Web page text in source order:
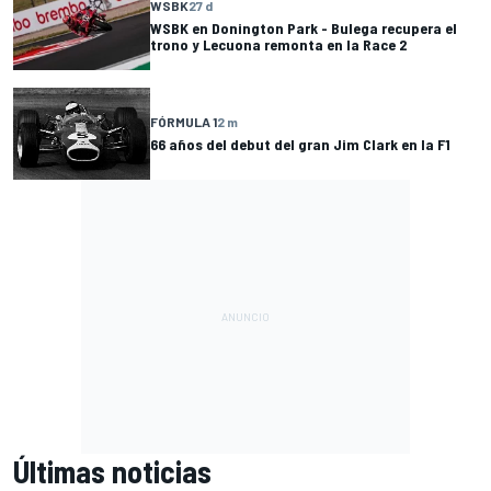
WSBK27 d
WSBK en Donington Park - Bulega recupera el
trono y Lecuona remonta en la Race 2
FÓRMULA 12 m
66 años del debut del gran Jim Clark en la F1
Últimas noticias